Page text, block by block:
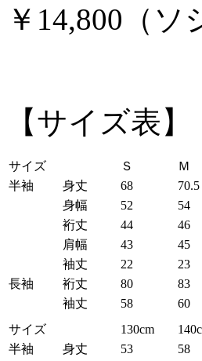
￥14,800（ソ
【サイズ表】
サイズ Ｓ Ｍ
半袖
身丈 68 70.5
身幅
52 54
裄丈
44 46
肩幅
43 45
袖丈
22 23
長袖
裄丈 80 83
袖丈
58 60
サイズ
130cm
半袖
身丈 53 58